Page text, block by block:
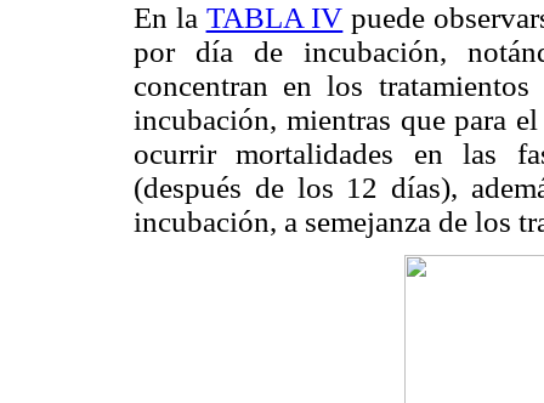
En la TABLA IV puede
por día de incubación,
concentran en los
incubación, mientras que para
ocurrir mortalidades en las
(después de los 12 días),
incubación, a semejanza de los